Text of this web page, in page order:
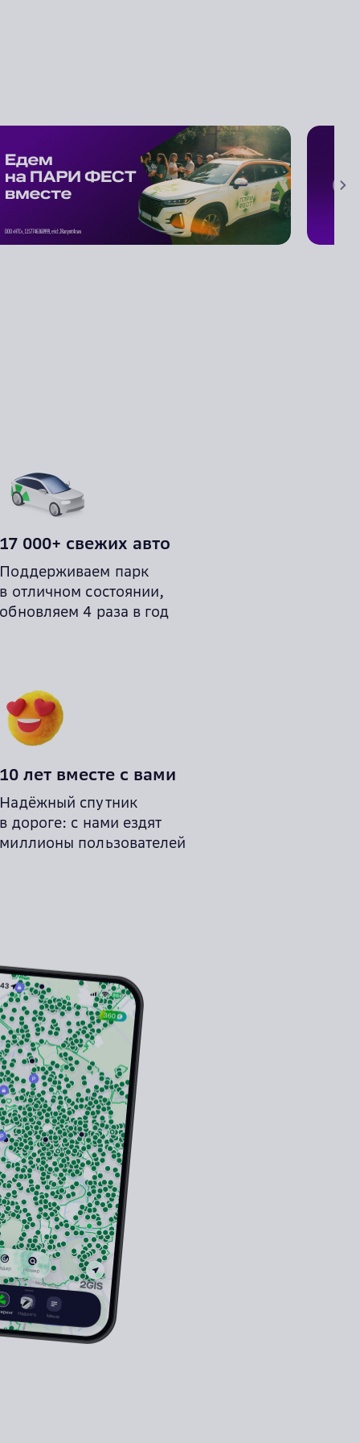
17 000+ свежих авто
Поддерживаем парк
в отличном состоянии,
обновляем 4 раза в год
10 лет вместе с вами
Надёжный спутник
в дороге: с нами ездят
миллионы пользователей